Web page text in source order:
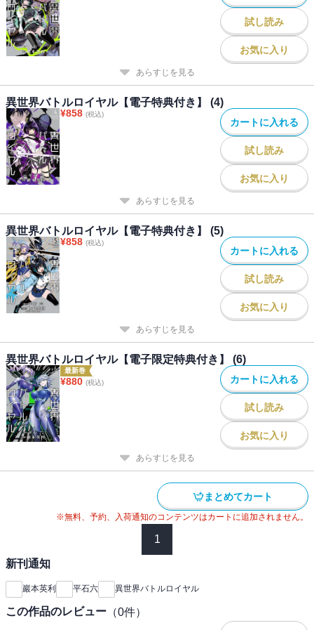
試し読み
お気に入り
あらすじを見る
異世界バトルロイヤル【電子特典付き】 (4)
¥858 (税込)
カートに入れる
試し読み
お気に入り
あらすじを見る
異世界バトルロイヤル【電子特典付き】 (5)
¥858 (税込)
カートに入れる
試し読み
お気に入り
あらすじを見る
異世界バトルロイヤル【電子限定特典付き】 (6)
最新巻
¥880 (税込) カートに入れる
試し読み
お気に入り
あらすじを見る
まとめてカート
※無料、予約、入荷通知のコンテンツはカートに追加されません。
1
新刊通知
巖本英利 平石六 異世界バトルロイヤル
この作品のレビュー （0件）